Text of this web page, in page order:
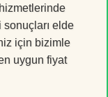
elde
için bizimle
uygun fiyat